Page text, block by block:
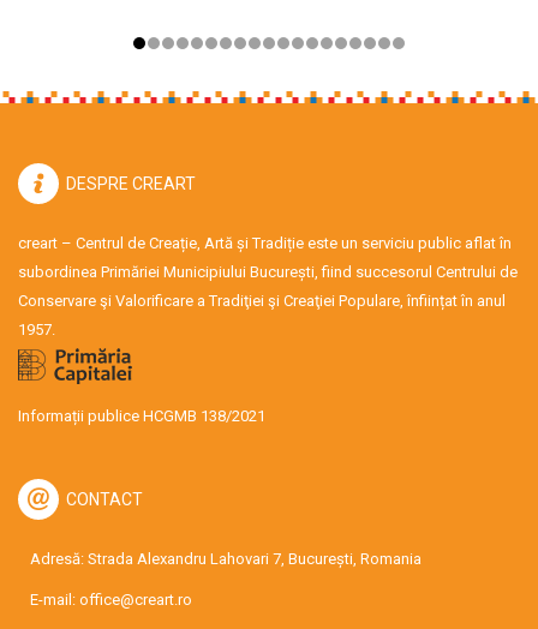
DESPRE CREART
creart – Centrul de Creație, Artă și Tradiție este un serviciu public aflat în
subordinea Primăriei Municipiului București, fiind succesorul Centrului de
Conservare şi Valorificare a Tradiţiei şi Creaţiei Populare, înființat în anul
1957.
Informații publice HCGMB 138/2021
CONTACT
Adresă: Strada Alexandru Lahovari 7, București, Romania
E-mail: office@creart.ro